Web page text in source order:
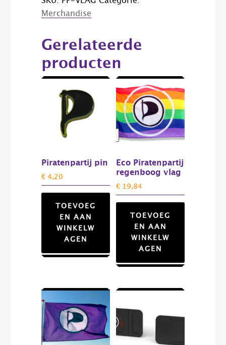
Merchandise
Gerelateerde
producten
Piratenpartij pin
€ 4,20
TOEVOEG
EN AAN
WINKELW
AGEN
Eco Piratenpartij
regenboog vlag
€19,84
TOEVOEG
EN AAN
WINKELW
AGEN